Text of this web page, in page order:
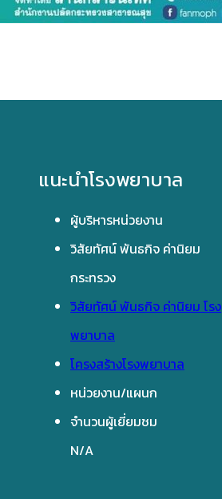
แนะนำโรงพยาบาล
ผู้บริหารหน่วยงาน
วิสัยทัศน์ พันธกิจ ค่านิยม
กระทรวง
วิสัยทัศน์ พันธกิจ ค่านิยม โรง
พยาบาล
โครงสร้างโรงพยาบาล
หน่วยงาน/แผนก
จำนวนผู้เยี่ยมชม
N/A